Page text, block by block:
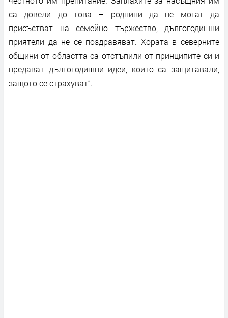
са довели до това – роднини да не могат да
присъстват на семейно тържество, дългогодишни
приятели да не се поздравяват. Хората в северните
общини от областта са отстъпили от принципите си и
предават дългогодишни идеи, които са защитавали,
защото се страхуват“.